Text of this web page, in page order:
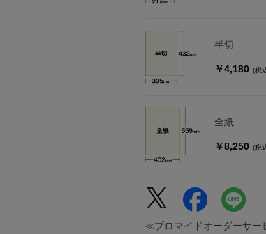
半切
￥4,180 (税
全紙
￥8,250 (税
≪ブロマイドオーダーサ